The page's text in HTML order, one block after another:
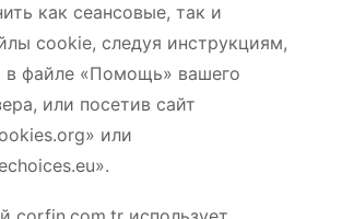
как сеансовые, так и
cookie, следуя инструкциям,
файле «Помощь» вашего
или посетив сайт
или